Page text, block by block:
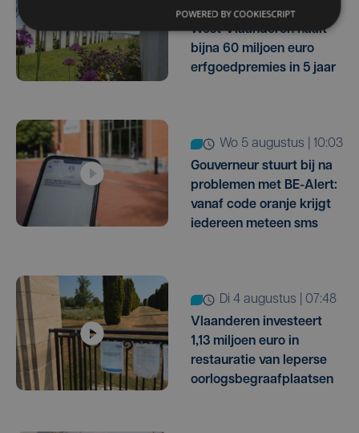
wo 5 augustus | 12:07
West-Vlaanderen haalt
bijna 60 miljoen euro
erfgoedpremies in 5 jaar
wo 5 augustus | 10:03
Gouverneur stuurt bij na
problemen met BE-Alert:
vanaf code oranje krijgt
iedereen meteen sms
di 4 augustus | 07:48
Vlaanderen investeert
1,13 miljoen euro in
restauratie van Ieperse
oorlogsbegraafplaatsen
POWERED BY COOKIESCRIPT